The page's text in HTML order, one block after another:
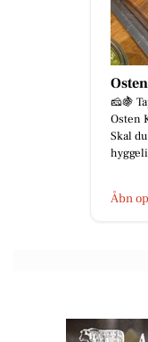
🧀🍇
Osten
Skal
Åbn